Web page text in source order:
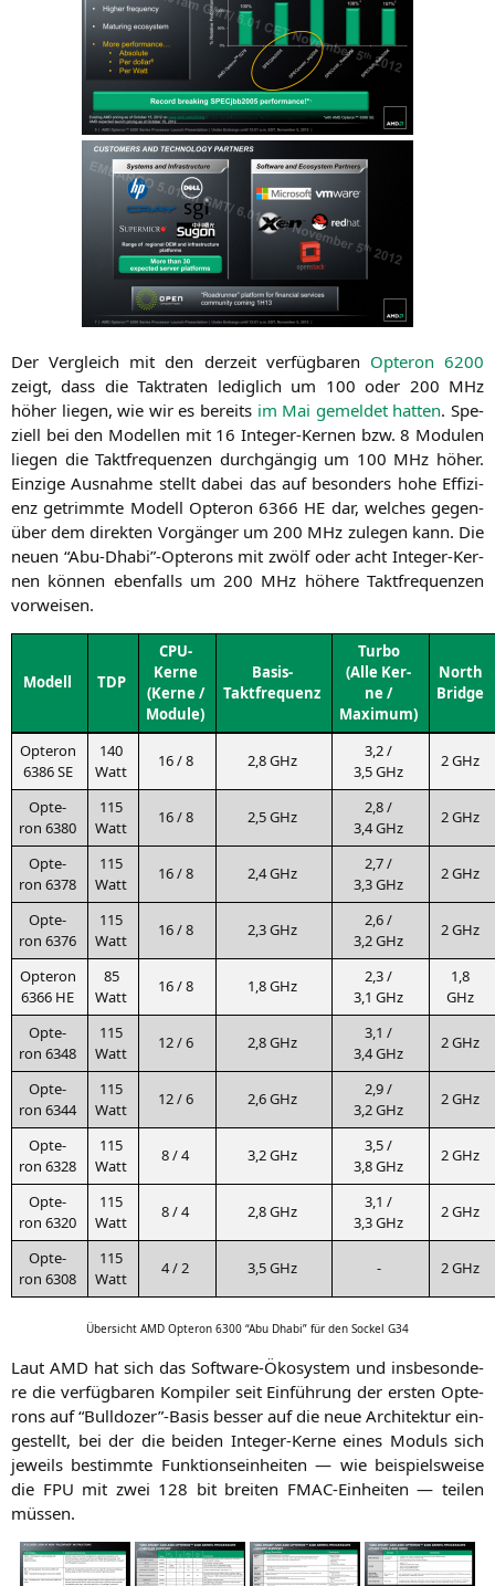
Der Ver­gleich mit den der­zeit ver­füg­ba­ren Opte­ron 6200
zeigt, dass die Takt­ra­ten ledig­lich um 100 oder 200 MHz
höher lie­gen, wie wir es bereits im Mai gemel­det hat­ten. Spe­
zi­ell bei den Model­len mit 16 Inte­ger-Ker­nen bzw. 8 Modu­len
lie­gen die Takt­fre­quen­zen durch­gän­gig um 100 MHz höher.
Ein­zi­ge Aus­nah­me stellt dabei das auf beson­ders hohe Effi­zi­
enz getrimm­te Modell Opte­ron 6366 HE dar, wel­ches gegen­
über dem direk­ten Vor­gän­ger um 200 MHz zule­gen kann. Die
neu­en “Abu-Dhabi”-Opterons mit zwölf oder acht Inte­ger-Ker­
nen kön­nen eben­falls um 200 MHz höhe­re Takt­fre­quen­zen
vorweisen.
Modell TDP
CPU-
Ker­ne
(Ker­ne /
Module)
Basis-
Taktfrequenz
Tur­bo
(Alle Ker­
ne /
Maximum)
North
Bridge
Opte­ron
6386SE
140
Watt
16 / 8 2,8 GHz
3,2 /
3,5 GHz
2 GHz
Opte­
ron 6380
115
Watt
16 / 8 2,5 GHz
2,8 /
3,4 GHz
2 GHz
Opte­
ron 6378
115
Watt
16 / 8 2,4 GHz
2,7 /
3,3 GHz
2 GHz
Opte­
ron 6376
115
Watt
16 / 8 2,3 GHz
2,6 /
3,2 GHz
2 GHz
Opte­ron
6366 HE
85
Watt
16 / 8 1,8 GHz
2,3 /
3,1 GHz
1,8
GHz
Opte­
ron 6348
115
Watt
12 / 6 2,8 GHz
3,1 /
3,4 GHz
2 GHz
Opte­
ron 6344
115
Watt
12 / 6 2,6 GHz
2,9 /
3,2 GHz
2 GHz
Opte­
ron 6328
115
Watt
8 / 4 3,2 GHz
3,5 /
3,8 GHz
2 GHz
Opte­
ron 6320
115
Watt
8 / 4 2,8 GHz
3,1 /
3,3 GHz
2 GHz
Opte­
ron 6308
115
Watt
4 / 2 3,5 GHz - 2 GHz
Über­sicht AMD Opte­ron 6300 “Abu Dha­bi” für den Sockel G34
Laut AMD hat sich das Soft­ware-Öko­sys­tem und ins­be­son­de­
re die ver­füg­ba­ren Kom­pi­ler seit Ein­füh­rung der ers­ten Opte­
rons auf “Bulldozer”-Basis bes­ser auf die neue Archi­tek­tur ein­
ge­stellt, bei der die bei­den Inte­ger-Ker­ne eines Moduls sich
jeweils bestimm­te Funk­ti­ons­ein­hei­ten — wie bei­spiels­wei­se
die FPU mit zwei 128 bit brei­ten FMAC-Ein­hei­ten — tei­len
müssen.